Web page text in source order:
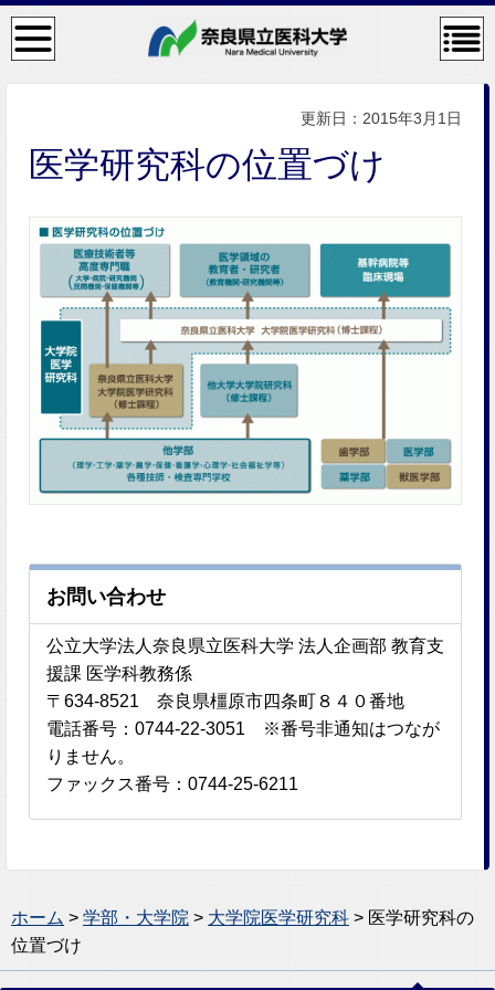
検
索・
メニ
コン
テン
ニュ
ー
更新日：2015年3月1日
医学研究科の位置づけ
お問い合わせ
公立大学法人奈良県立医科大学 法人企画部 教育支
援課 医学科教務係
〒634-8521 奈良県橿原市四条町８４０番地
電話番号：0744-22-3051 ※番号非通知はつなが
りません。
ファックス番号：0744-25-6211
ホーム > 学部・大学院 > 大学院医学研究科 > 医学研究科の
位置づけ